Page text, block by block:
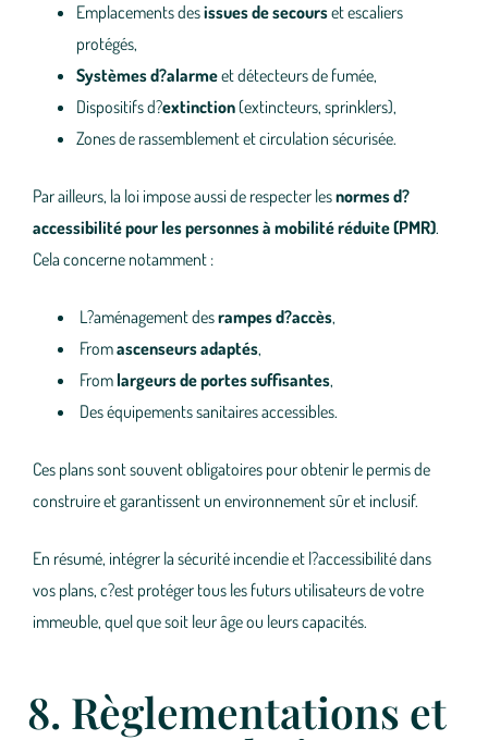
Emplacements desissues de secourset escaliers
protégés,
Systèmes d?alarmeet détecteurs de fumée,
Dispositifs d?extinction (extincteurs, sprinklers),
Zones de rassemblement et circulation sécurisée.
Par ailleurs, la loi impose aussi de respecter lesnormes d?
accessibilité pour les personnes à mobilité réduite (PMR).
Cela concerne notamment :
L?aménagement desrampes d?accès,
Fromascenseurs adaptés,
From largeurs de portes suffisantes,
Des équipements sanitaires accessibles.
Ces plans sont souvent obligatoires pour obtenir le permis de
construire et garantissent un environnement sûr et inclusif.
En résumé, intégrer la sécurité incendie et l?accessibilité dans
vos plans, c?est protéger tous les futurs utilisateurs de votre
immeuble, quel que soit leur âge ou leurs capacités.
8. Règlementations et